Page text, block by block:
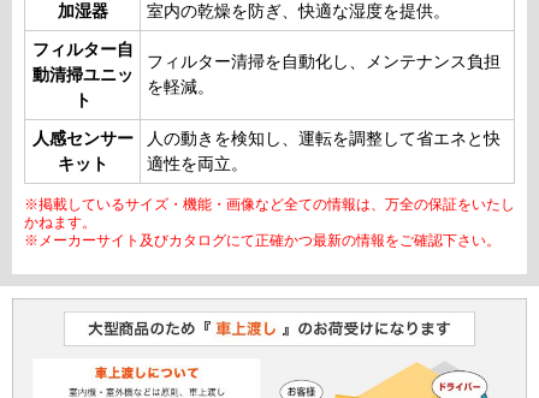
加湿器 室内の乾燥を防ぎ、快適な湿度を提供。
フィルター自
動清掃ユニッ
ト
フィルター清掃を自動化し、メンテナンス負担
を軽減。
人感センサー
キット
人の動きを検知し、運転を調整して省エネと快
適性を両立。
※掲載しているサイズ・機能・画像など全ての情報は、万全の保証をいたし
かねます。
※メーカーサイト及びカタログにて正確かつ最新の情報をご確認下さい。